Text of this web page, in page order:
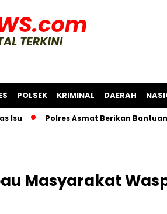
POLSEK KRIMINAL DAERAH
Polres Asmat Berikan Bantuan
Masyarakat